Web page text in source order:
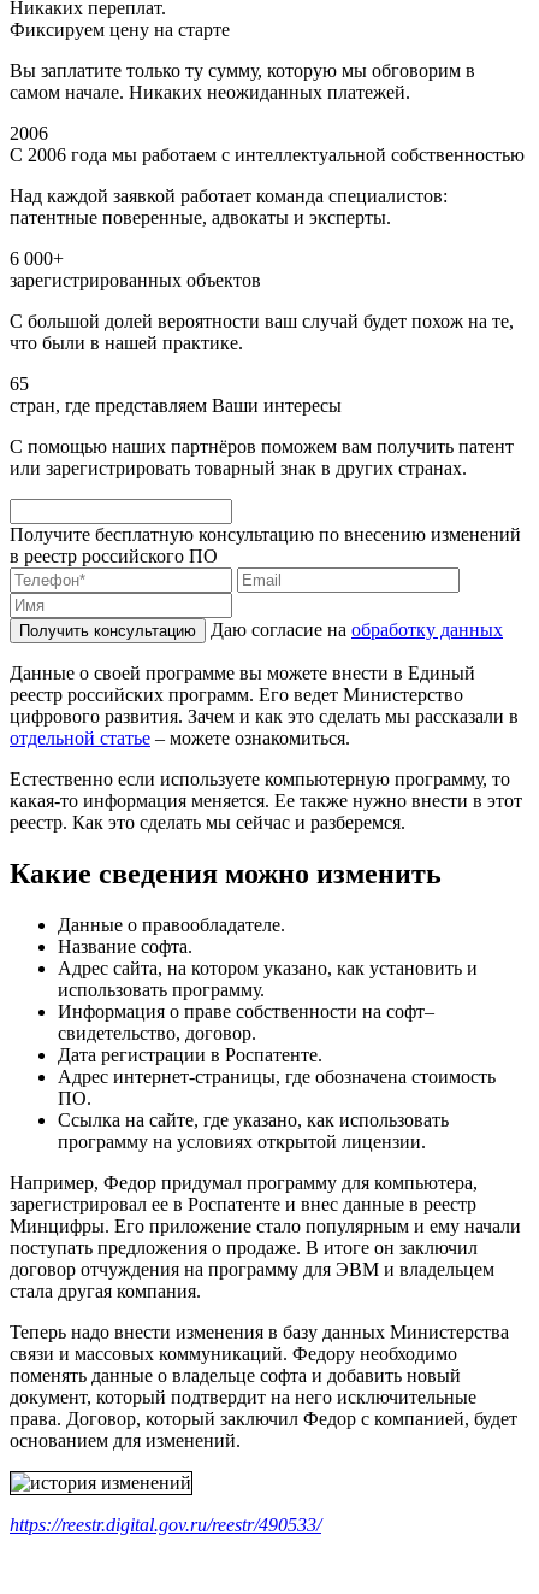
Никаких переплат.
Фиксируем цену на старте
Вы заплатите только ту сумму, которую мы обговорим в
самом начале. Никаких неожиданных платежей.
2006
С 2006 года мы работаем с интеллектуальной собственностью
Над каждой заявкой работает команда специалистов:
патентные поверенные, адвокаты и эксперты.
6 000+
зарегистрированных объектов
С большой долей вероятности ваш случай будет похож на те,
что были в нашей практике.
65
стран, где представляем Ваши интересы
С помощью наших партнёров поможем вам получить патент
или зарегистрировать товарный знак в других странах.
Получите бесплатную консультацию по внесению изменений
в реестр российского ПО
Получить консультацию Даю согласие на обработку данных
Данные о своей программе вы можете внести в Единый
реестр российских программ. Его ведет Министерство
цифрового развития. Зачем и как это сделать мы рассказали в
отдельной статье – можете ознакомиться.
Естественно если используете компьютерную программу, то
какая-то информация меняется. Ее также нужно внести в этот
реестр. Как это сделать мы сейчас и разберемся.
Какие сведения можно изменить
Данные о правообладателе.
Название софта.
Адрес сайта, на котором указано, как установить и
использовать программу.
Информация о праве собственности на софт–
свидетельство, договор.
Дата регистрации в Роспатенте.
Адрес интернет-страницы, где обозначена стоимость
ПО.
Ссылка на сайте, где указано, как использовать
программу на условиях открытой лицензии.
Например, Федор придумал программу для компьютера,
зарегистрировал ее в Роспатенте и внес данные в реестр
Минцифры. Его приложение стало популярным и ему начали
поступать предложения о продаже. В итоге он заключил
договор отчуждения на программу для ЭВМ и владельцем
стала другая компания.
Теперь надо внести изменения в базу данных Министерства
связи и массовых коммуникаций. Федору необходимо
поменять данные о владельце софта и добавить новый
документ, который подтвердит на него исключительные
права. Договор, который заключил Федор с компанией, будет
основанием для изменений.
https://reestr.digital.gov.ru/reestr/490533/